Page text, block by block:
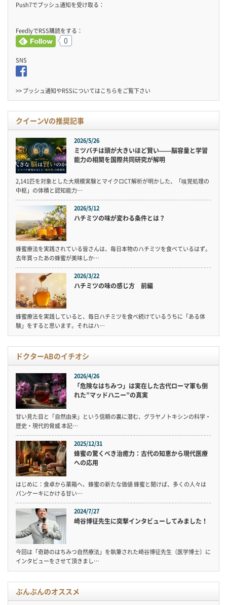
Push7でプッシュ通知を受け取る：
FeedlyでRSS購読をする：
0
SNS
>> プッシュ通知やRSSについてはこちらをご覧下さい
クイーンVの推奨記事
2026/5/26
ミツバチは頭が大きいほど賢い——脳容量と学習
能力の相関を国際共同研究が解明
2,141匹を対象とした大規模実験とマイクロCT解析が明かした、「嗅覚処理の
中枢」の体積と認知能力…
2026/5/12
ハチミツの味が変わる条件とは？
蜂蜜療法を実践されている皆さんは、毎日本物のハチミツを食べているはず。
去年買ったあの蜂蜜が美味しか…
2026/3/22
ハチミツの味の感じ方 前編
蜂蜜療法を実践していると、毎日ハチミツを食べ続けているうちに「ある体
験」をすると思います。それはハ…
ドクターABのイチオシ
2026/4/26
「危険なはちみつ」は実在した古代ローマ軍も倒
れた”マッドハニー”の真実
甘い見た目と「自然由来」という信頼の裏に潜む、グラヤノトキシンの科学・
歴史・現代的脅威 本記…
2025/12/31
蜂蜜の驚くべき治癒力：古代の知恵から現代医療
への応用
はじめに：食卓から薬箱へ、蜂蜜の新たな価値 蜂蜜と聞けば、多くの人々は
パンケーキにかける甘い…
2024/7/27
崎谷博征先生に突撃インタビューしてみました！
今回は「奇跡のはちみつ自然療法」を執筆された崎谷博征先生（医学博士）に
インタビューをさせて頂きまし…
ぶんぶんのオススメ